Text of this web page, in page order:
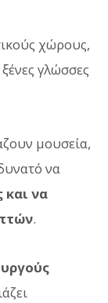
χώρους,
γλώσσες
μουσεία,
να
να
.